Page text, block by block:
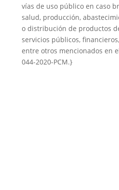
vías de uso público en caso
salud, producción,
o distribución de productos
servicios públicos,
entre otros mencionados en
044-2020-PCM.}